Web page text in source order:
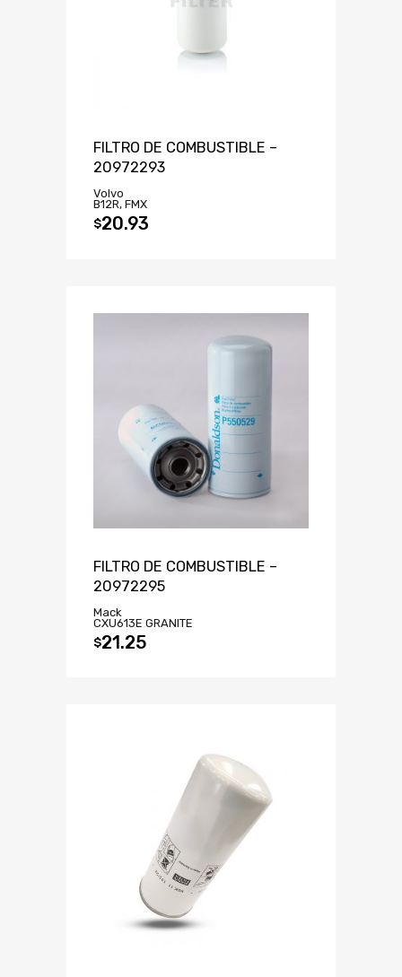
FILTRO DE COMBUSTIBLE –
20972293
Volvo
B12R, FMX
$20.93
FILTRO DE COMBUSTIBLE –
20972295
Mack
CXU613E GRANITE
$21.25